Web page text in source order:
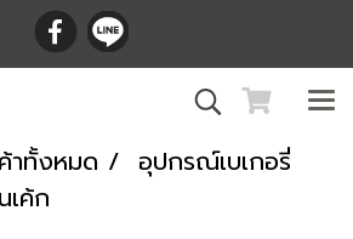
าทั้งหมด
อุปกรณ์เบเกอรี่
ค้ก